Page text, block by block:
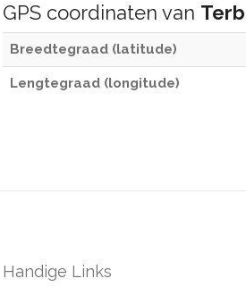
GPS coordinaten van
Breedtegraad (latitude)
Lengtegraad (longitude)
Handige Links